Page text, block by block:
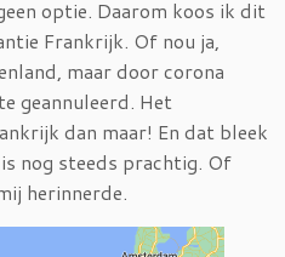
optie. Daarom koos ik dit
Frankrijk. Of nou ja,
maar door corona
geannuleerd. Het
dan maar! En dat bleek
nog steeds prachtig. Of
herinnerde.